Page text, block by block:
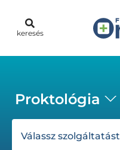
keresés
Proktológia
Válassz szolgáltatást